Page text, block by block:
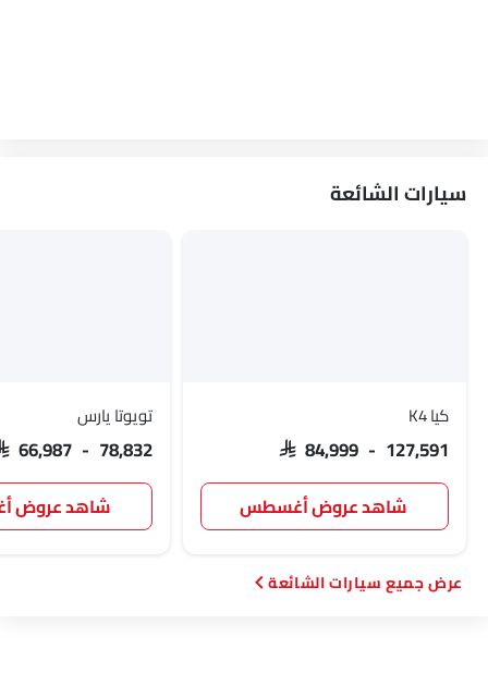
سيارات الشائعة
كيا K4
SAR 84,999 - 127,591
شاهد عروض أغسطس
تويوتا يارس
66,987 - 78,832
شاهد عروض
سيارات الشائعة